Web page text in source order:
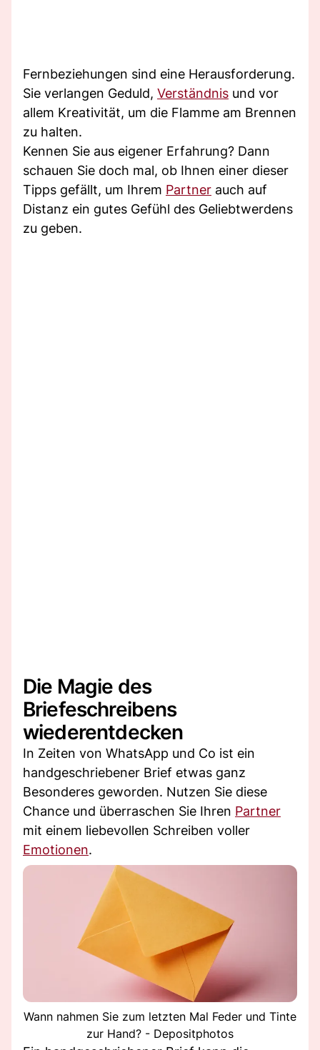
Fernbeziehungen sind eine Herausforderung.
Sie verlangen Geduld, Verständnis und vor
allem Kreativität, um die Flamme am Brennen
zu halten.
Kennen Sie aus eigener Erfahrung? Dann
schauen Sie doch mal, ob Ihnen einer dieser
Tipps gefällt, um Ihrem Partner auch auf
Distanz ein gutes Gefühl des Geliebtwerdens
zu geben.
Die Magie des
Briefeschreibens
wiederentdecken
In Zeiten von WhatsApp und Co ist ein
handgeschriebener Brief etwas ganz
Besonderes geworden. Nutzen Sie diese
Chance und überraschen Sie Ihren Partner
mit einem liebevollen Schreiben voller
Emotionen.
Wann nahmen Sie zum letzten Mal Feder und Tinte
zur Hand? - Depositphotos